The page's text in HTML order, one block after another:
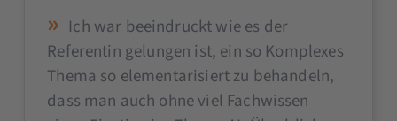
Ich war beeindruckt wie es der
Referentin gelungen ist, ein so Komplexes
Thema so elementarisiert zu behandeln,
dass man auch ohne viel Fachwissen